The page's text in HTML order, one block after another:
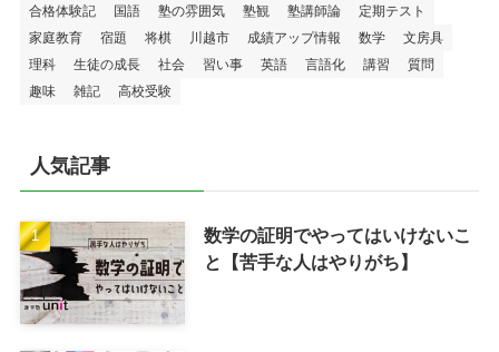
合格体験記
国語 塾の雰囲気 塾観 塾講師論
定期テスト
家庭教育
宿題 将棋 川越市 成績アップ情報 数学
文房具
理科
生徒の成長 社会 習い事 英語 言語化 講習
質問
趣味
雑記 高校受験
人気記事
数学の証明でやってはいけないこ
と【苦手な人はやりがち】